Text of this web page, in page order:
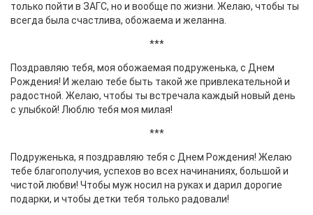
только пойти в ЗАГС, но и вообще по жизни. Желаю, чтобы ты
всегда была счастлива, обожаема и желанна.
***
Поздравляю тебя, моя обожаемая подруженька, с Днем
Рождения! И желаю тебе быть такой же привлекательной и
радостной. Желаю, чтобы ты встречала каждый новый день
с улыбкой! Люблю тебя моя милая!
***
Подруженька, я поздравляю тебя с Днем Рождения! Желаю
тебе благополучия, успехов во всех начинаниях, большой и
чистой любви! Чтобы муж носил на руках и дарил дорогие
подарки, и чтобы детки тебя только радовали!